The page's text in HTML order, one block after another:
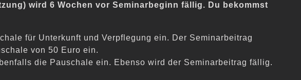
wird 6 Wochen vor Seminarbeginn fällig. Du bekommst
für Unterkunft und Verpflegung ein. Der Seminarbeitrag
von 50 Euro ein.
die Pauschale ein. Ebenso wird der Seminarbeitrag fällig.